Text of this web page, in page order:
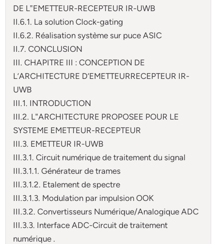
DE L‟EMETTEUR-RECEPTEUR IR-UWB
II.6.1. La solution Clock-gating
II.6.2. Réalisation système sur puce ASIC
II.7. CONCLUSION
III. CHAPITRE III : CONCEPTION DE
L’ARCHITECTURE D’EMETTEURRECEPTEUR IR-
UWB
III.1. INTRODUCTION
III.2. L‟ARCHITECTURE PROPOSEE POUR LE
SYSTEME EMETTEUR-RECEPTEUR
III.3. EMETTEUR IR-UWB
III.3.1. Circuit numérique de traitement du signal
III.3.1.1. Générateur de trames
III.3.1.2. Etalement de spectre
III.3.1.3. Modulation par impulsion OOK
III.3.2. Convertisseurs Numérique/Analogique ADC
III.3.3. Interface ADC-Circuit de traitement
numérique .